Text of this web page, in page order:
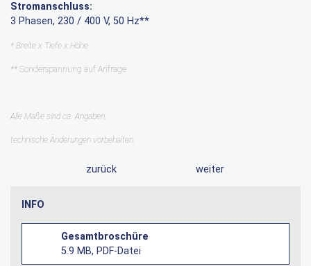
Stromanschluss:
3 Phasen, 230 / 400 V, 50 Hz**
* Breite x Tiefe x Höhe
** Sonderspannung auf Anfrage
Alle Maße sind ca. Angaben,
technische Änderungen vorbehalten.
zurück weiter
INFO
Gesamtbroschüre
5.9 MB, PDF-Datei